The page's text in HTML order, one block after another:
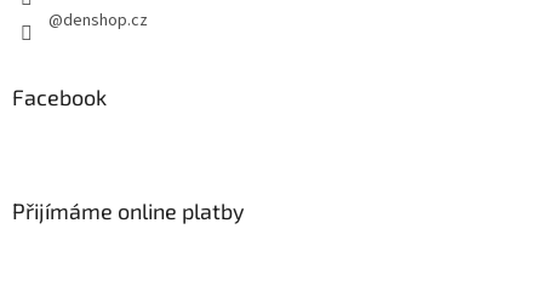
@denshop.cz
Facebook
Přijímáme online platby